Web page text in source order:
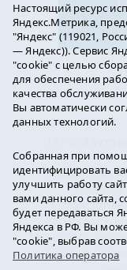
Учредитель:
Главный
E-mail:
24.02.2016г.
в сфере
Настоящий ресурс
Яндекс.Метрика,
"Яндекс" (119021,
— Яндекс)). Сервис
"cookie" с целью
для обеспечения
качества
Вы автоматически
данных технологий.
Собранная при
идентифицировать
улучшить работу
вами данного сайта,
будет передаваться
Яндекса в РФ. Вы
"cookie", выбрав
Политика оператора